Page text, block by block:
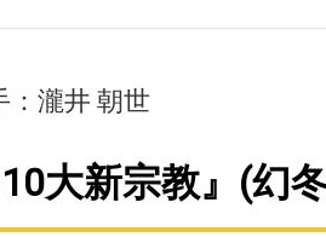
：瀧井 朝世
10大新宗教』(幻